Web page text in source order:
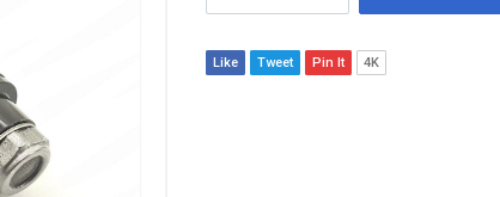
Like Tweet Pin It 4K